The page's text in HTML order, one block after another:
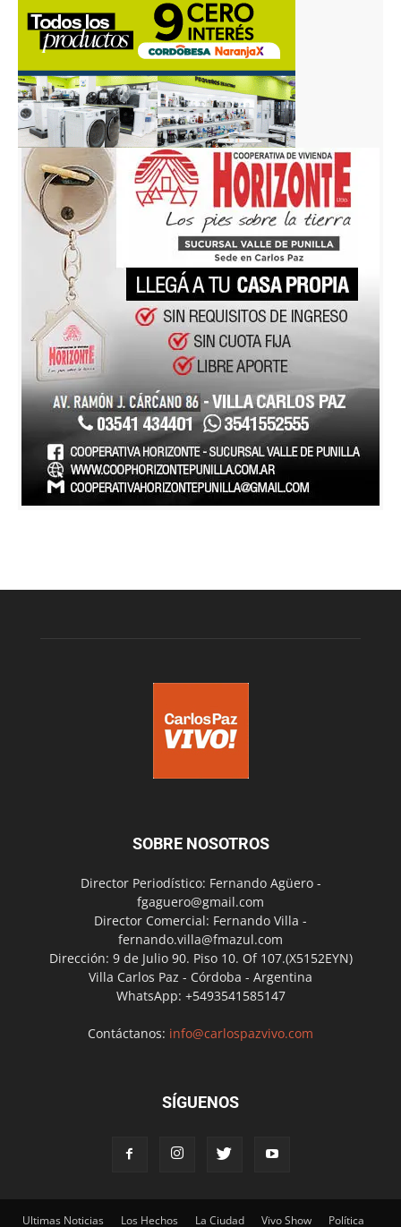
SOBRE NOSOTROS
Director Periodístico: Fernando Agüero -
fgaguero@gmail.com
Director Comercial: Fernando Villa -
fernando.villa@fmazul.com
Dirección: 9 de Julio 90. Piso 10. Of 107.(X5152EYN)
Villa Carlos Paz - Córdoba - Argentina
WhatsApp: +5493541585147
Contáctanos: info@carlospazvivo.com
SÍGUENOS
Ultimas Noticias Los Hechos La Ciudad Vivo Show Política